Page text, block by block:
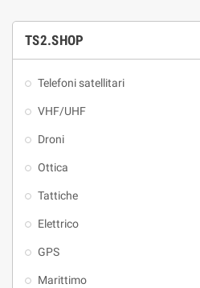
TS2.SHOP
Telefoni satellitari
VHF/UHF
Droni
Ottica
Tattiche
Elettrico
GPS
Marittimo